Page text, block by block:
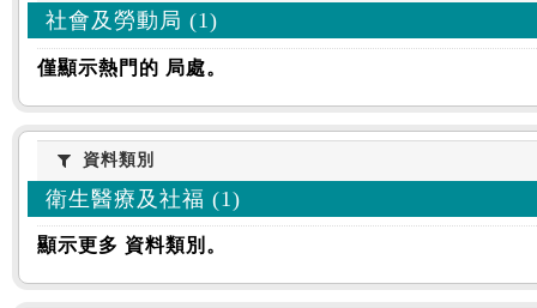
社會及勞動局 (1)
僅顯示熱門的 局處。
資料類別
資料類別
衛生醫療及社福 (1)
顯示更多 資料類別。